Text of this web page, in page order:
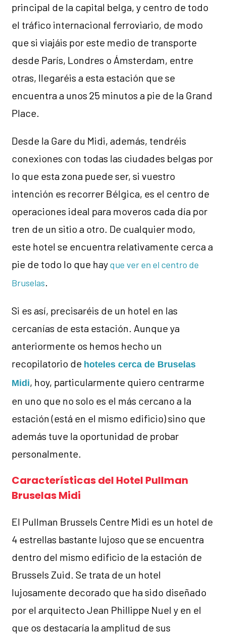
principal de la capital belga, y centro de todo
el tráfico internacional ferroviario, de modo
que si viajáis por este medio de transporte
desde París, Londres o Ámsterdam, entre
otras, llegaréis a esta estación que se
encuentra a unos 25 minutos a pie de la Grand
Place.
Desde la Gare du Midi, además, tendréis
conexiones con todas las ciudades belgas por
lo que esta zona puede ser, si vuestro
intención es recorrer Bélgica, es el centro de
operaciones ideal para moveros cada día por
tren de un sitio a otro. De cualquier modo,
este hotel se encuentra relativamente cerca a
pie de todo lo que hayque ver en el centro de
Bruselas
Si es así, precisaréis de un hotel en las
cercanías de esta estación. Aunque ya
anteriormente os hemos hecho un
recopilatorio de hoteles cerca de Bruselas
Midi, hoy, particularmente quiero centrarme
en uno que no solo es el más cercano a la
estación (está en el mismo edificio) sino que
además tuve la oportunidad de probar
personalmente.
Características del Hotel Pullman
Bruselas Midi
El Pullman Brussels Centre Midi es un hotel de
4 estrellas bastante lujoso que se encuentra
dentro del mismo edificio de la estación de
Brussels Zuid. Se trata de un hotel
lujosamente decorado que ha sido diseñado
por el arquitecto Jean Phillippe Nuel y en el
que os destacaría la amplitud de sus